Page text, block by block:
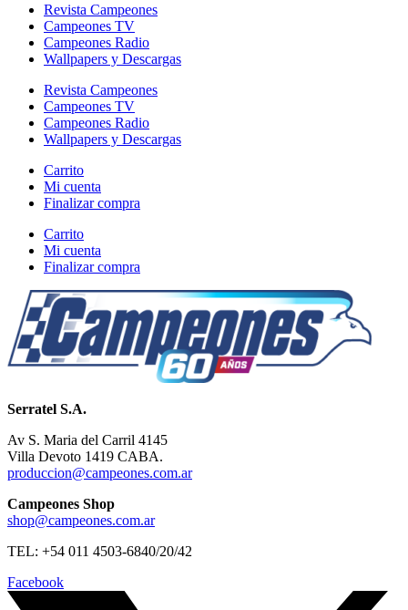
Revista Campeones
Campeones TV
Campeones Radio
Wallpapers y Descargas
Revista Campeones
Campeones TV
Campeones Radio
Wallpapers y Descargas
Carrito
Mi cuenta
Finalizar compra
Carrito
Mi cuenta
Finalizar compra
Serratel S.A.
Av S. Maria del Carril 4145
Villa Devoto 1419 CABA.
produccion@campeones.com.ar
Campeones Shop
shop@campeones.com.ar
TEL: +54 011 4503-6840/20/42
Facebook